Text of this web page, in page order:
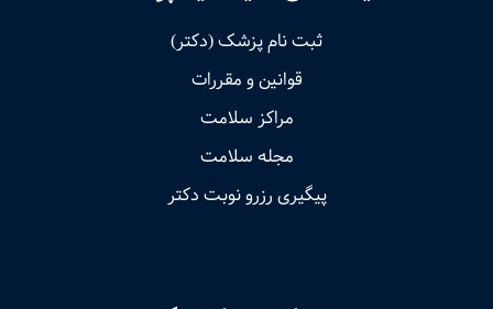
ثبت نام پزشک (دکتر)
قوانین و مقررات
مراکز سلامت
مجله سلامت
پیگیری رزرو نوبت دکتر